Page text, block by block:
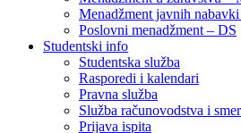
Menadžment javnih
Poslovni menadžment – DS
Studentski info
Studentska služba
Rasporedi i kalendari
Pravna služba
Služba računovodstva i
Prijava ispita